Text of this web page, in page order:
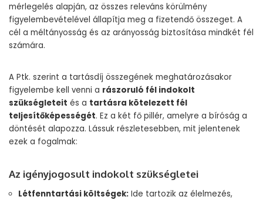
mérlegelés alapján, az összes releváns körülmény
figyelembevételével állapítja meg a fizetendő összeget. A
cél a méltányosság és az arányosság biztosítása mindkét fél
számára.
A Ptk. szerint a tartásdíj összegének meghatározásakor
figyelembe kell venni a rászoruló fél indokolt
szükségleteit és a tartásra kötelezett fél
teljesítőképességét. Ez a két fő pillér, amelyre a bíróság a
döntését alapozza. Lássuk részletesebben, mit jelentenek
ezek a fogalmak:
Az igényjogosult indokolt szükségletei
Létfenntartási költségek: Ide tartozik az élelmezés,